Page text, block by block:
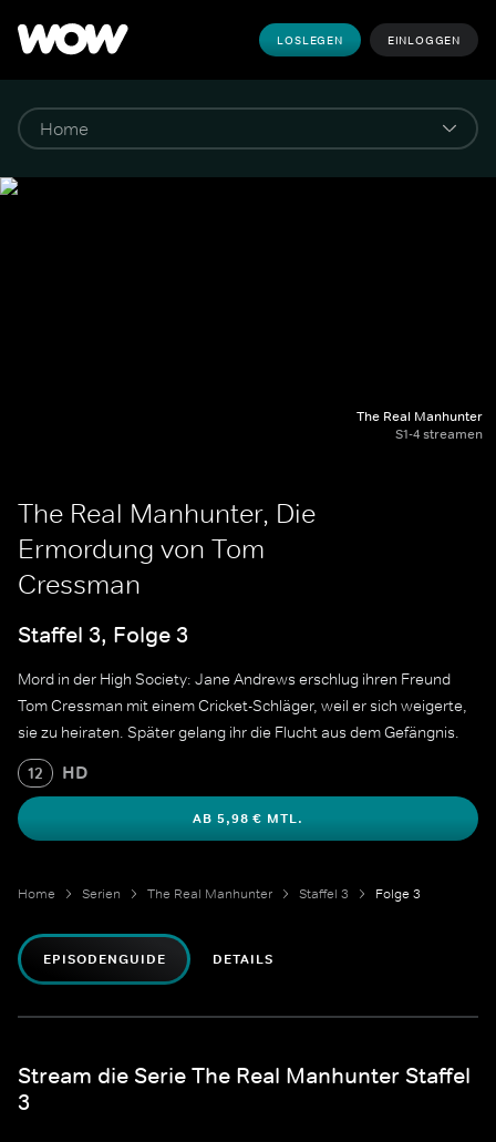
LOSLEGEN EINLOGGEN
The Real Manhunter
S1-4 streamen
The Real Manhunter, Die
Ermordung von Tom
Cressman
Staffel 3, Folge 3
Mord in der High Society: Jane Andrews erschlug ihren Freund
Tom Cressman mit einem Cricket-Schläger, weil er sich weigerte,
sie zu heiraten. Später gelang ihr die Flucht aus dem Gefängnis.
12 HD
AB 5,98 € MTL.
Home Serien The Real Manhunter Staffel 3 Folge 3
EPISODENGUIDE DETAILS
Stream die Serie The Real Manhunter Staffel
3